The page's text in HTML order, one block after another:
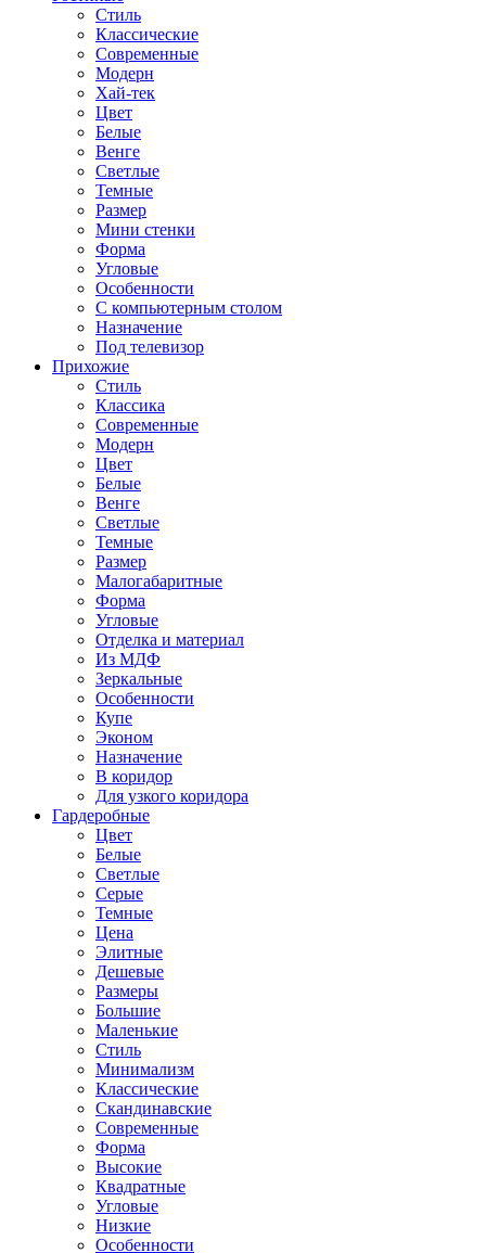
Стиль
Классические
Современные
Модерн
Хай-тек
Цвет
Белые
Венге
Светлые
Темные
Размер
Мини стенки
Форма
Угловые
Особенности
С компьютерным столом
Назначение
Под телевизор
Прихожие
Стиль
Классика
Современные
Модерн
Цвет
Белые
Венге
Светлые
Темные
Размер
Малогабаритные
Форма
Угловые
Отделка и материал
Из МДФ
Зеркальные
Особенности
Купе
Эконом
Назначение
В коридор
Для узкого коридора
Гардеробные
Цвет
Белые
Светлые
Серые
Темные
Цена
Элитные
Дешевые
Размеры
Большие
Маленькие
Стиль
Минимализм
Классические
Скандинавские
Современные
Форма
Высокие
Квадратные
Угловые
Низкие
Особенности